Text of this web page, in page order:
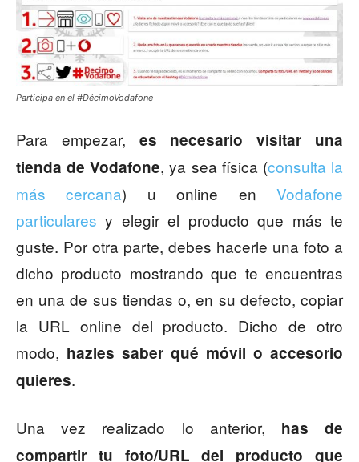
Participa en el #DécimoVodafone
Para empezar, es necesario visitar una
tienda de Vodafone, ya sea física (consulta la
más cercana) u online enVodafone
particulares y elegir el producto que más te
guste. Por otra parte, debes hacerle una foto a
dicho producto mostrando que te encuentras
en una de sus tiendas o, en su defecto, copiar
la URL online del producto. Dicho de otro
modo, hazles saber qué móvil o accesorio
quieres.
Una vez realizado lo anterior, has de
compartir tu foto/URL del producto que